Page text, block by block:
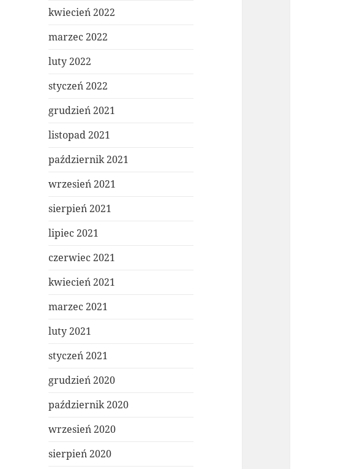
kwiecień 2022
marzec 2022
luty 2022
styczeń 2022
grudzień 2021
listopad 2021
październik 2021
wrzesień 2021
sierpień 2021
lipiec 2021
czerwiec 2021
kwiecień 2021
marzec 2021
luty 2021
styczeń 2021
grudzień 2020
październik 2020
wrzesień 2020
sierpień 2020